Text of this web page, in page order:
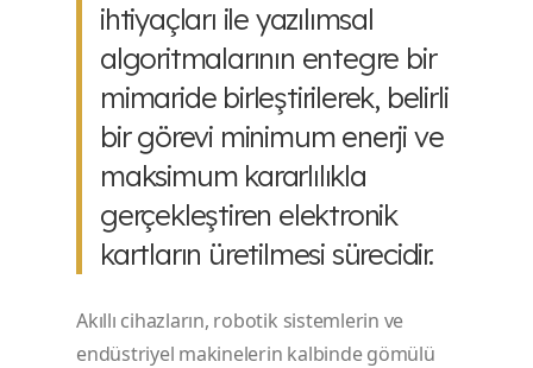
ihtiyaçları ile yazılımsal
algoritmalarının entegre bir
mimaride birleştirilerek, belirli
bir görevi minimum enerji ve
maksimum kararlılıkla
gerçekleştiren elektronik
kartların üretilmesi sürecidir.
Akıllı cihazların, robotik sistemlerin ve
endüstriyel makinelerin kalbinde gömülü